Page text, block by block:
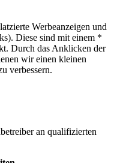
Werbeanzeigen und
Diese sind mit einem *
Durch das Anklicken der
wir einen kleinen
verbessern.
an qualifizierten